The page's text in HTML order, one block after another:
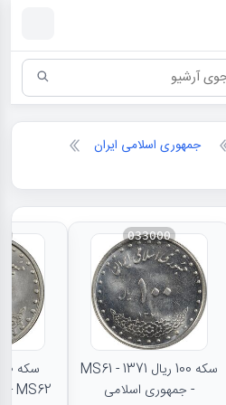
شناسی
جمهوری اسلامی ایران
033000
سکه 100 ریال 1371 - MS61
- جمهوری اسلامی
MS62 - جمهوری اسلامی